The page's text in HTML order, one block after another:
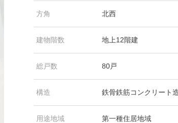
方角 北西
建物階数 地上12階建
総戸数 80戸
構造 鉄骨鉄筋コンクリート
用途地域 第一種住居地域